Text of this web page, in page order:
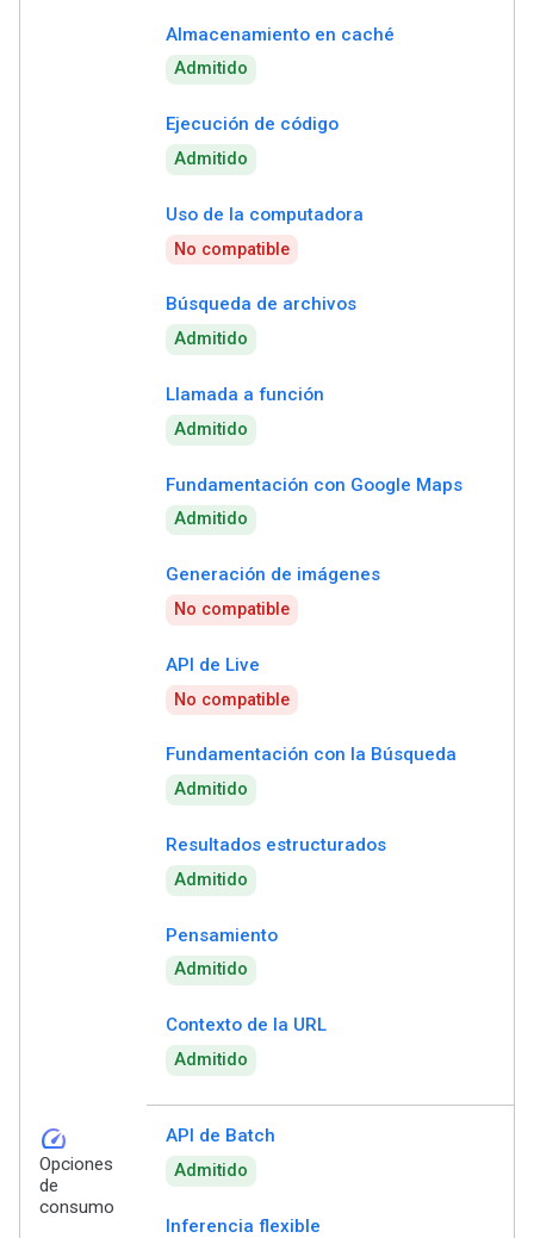
Almacenamiento en caché
Admitido
Ejecución de código
Admitido
Uso de la computadora
No compatible
Búsqueda de archivos
Admitido
Llamada a función
Admitido
Fundamentación con Google Maps
Admitido
Generación de imágenes
No compatible
API de Live
No compatible
Fundamentación con la Búsqueda
Admitido
Resultados estructurados
Admitido
Pensamiento
Admitido
Contexto de la URL
Admitido
speed
Opciones
de
consumo
API de Batch
Admitido
Inferencia flexible